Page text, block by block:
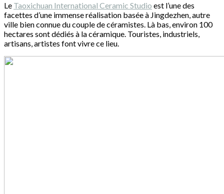
Le Taoxichuan International Ceramic Studio est l’une des
facettes d’une immense réalisation basée à Jingdezhen, autre
ville bien connue du couple de céramistes. Là bas, environ 100
hectares sont dédiés à la céramique. Touristes, industriels,
artisans, artistes font vivre ce lieu.